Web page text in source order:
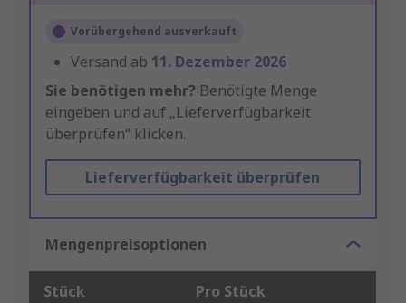
Vorübergehend ausverkauft
Versand ab 11. Dezember 2026
Sie benötigen mehr? Benötigte Menge
eingeben und auf „Lieferverfügbarkeit
überprüfen“ klicken.
Lieferverfügbarkeit überprüfen
Mengenpreisoptionen
Stück Pro Stück